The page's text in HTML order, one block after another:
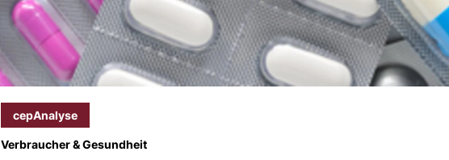
cepAnalyse
Verbraucher & Gesundheit